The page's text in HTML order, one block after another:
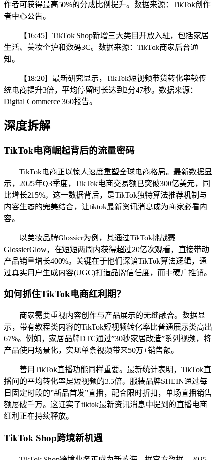
作者可获得最高50%的分成比例提升。数据来源：TikTok创作
者中心公告。
【16:45】TikTok Shop新增三大类目开放入驻，包括家居
生活、美妆个护和数码3C。数据来源：TikTok商家后台通
知。
【18:20】最新研究显示，TikTok短视频带货转化率较传
统电商提升3倍，平均停留时长达到2分47秒。数据来源：
Digital Commerce 360报告。
深度拆解
TikTok电商崛起背后的流量密码
TikTok电商正以惊人速度重塑全球电商格局。最新数据显
示，2025年Q3季度，TikTok电商交易额已突破300亿美元，同
比增长215%。这一数据背后，是TikTok独特算法推荐机制与
内容生态的完美结合，让tiktok最新资讯消息成为商家必看内
容。
以美妆品牌Glossier为例，其通过TikTok挑战赛
GlossierGlow，在短短两周内获得超过20亿次观看，直接带动
产品销量增长400%。关键在于他们深谙TikTok算法逻辑，通
过真实用户生成内容(UGC)打造品牌信任度，而非硬广推销。
如何抓住TikTok电商红利期？
商家需要重视内容创作与产品展示的无缝融合。数据显
示，带有教程类内容的TikTok短视频转化率比普通展示类高出
67%。例如，家居品牌DTC通过”30秒家居改造”系列视频，将
产品使用场景化，实现单条视频带来50万+销售额。
善用TikTok直播功能同样重要。最新统计表明，TikTok直
播间的平均转化率是短视频的3.5倍。服装品牌SHEIN通过每
日固定时段的”新品首发”直播，配合限时折扣，单场直播销售
额屡破千万。这证实了tiktok最新资讯消息中提到的直播电商
红利正在持续释放。
TikTok Shop跨境新机遇